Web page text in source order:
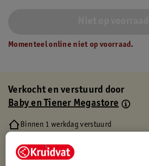
Momenteel online niet op voorraad.
Verkocht en verstuurd door
Baby en Tiener Megastore
Binnen 1 werkdag verstuurd
Gratis retourneren via verkooppartner.
Gratis punten met je Kruidvat kaart